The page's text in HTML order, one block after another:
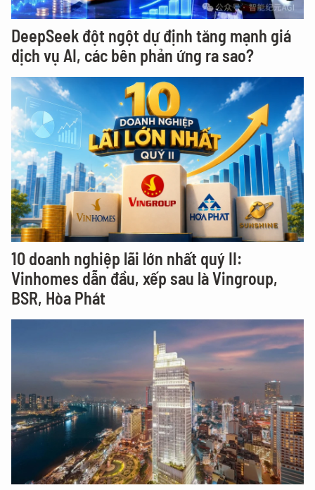
DeepSeek đột ngột dự định tăng mạnh giá
dịch vụ AI, các bên phản ứng ra sao?
10 doanh nghiệp lãi lớn nhất quý II:
Vinhomes dẫn đầu, xếp sau là Vingroup,
BSR, Hòa Phát